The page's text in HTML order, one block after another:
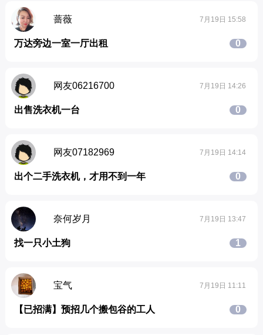
蔷薇 7月19日 15:58
万达旁边一室一厅出租 0
网友06216700 7月19日 14:26
出售洗衣机一台 0
网友07182969 7月19日 14:14
出个二手洗衣机，才用不到一年 0
奈何岁月 7月19日 13:47
找一只小土狗 1
宝气 7月19日 11:11
【已招满】预招几个搬包谷的工人 0